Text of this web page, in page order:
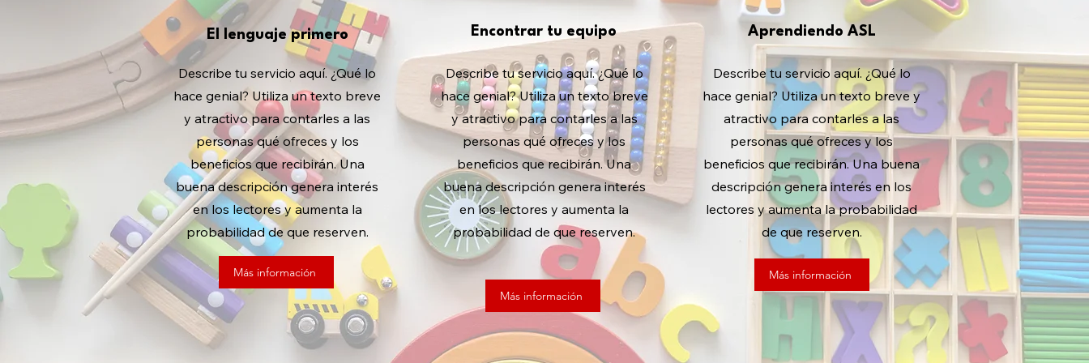
El lenguaje primero
Describe tu servicio aquí. ¿Qué lo
hace genial? Utiliza un texto breve
y atractivo para contarles a las
personas qué ofreces y los
beneficios que recibirán. Una
buena descripción genera interés
en los lectores y aumenta la
probabilidad de que reserven.
Más información
Encontrar tu equipo
Describe tu servicio aquí. ¿Qué lo
hace genial? Utiliza un texto breve
y atractivo para contarles a las
personas qué ofreces y los
beneficios que recibirán. Una
buena descripción genera interés
en los lectores y aumenta la
probabilidad de que reserven.
Más información
Aprendiendo ASL
Describe tu servicio aquí. ¿Qué lo
hace genial? Utiliza un texto breve y
atractivo para contarles a las
personas qué ofreces y los
beneficios que recibirán. Una buena
descripción genera interés en los
lectores y aumenta la probabilidad
de que reserven.
Más información